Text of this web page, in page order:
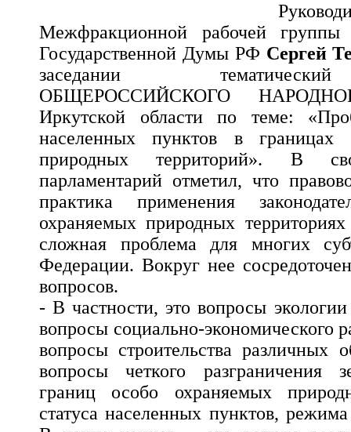
Межфракционной рабочей группы
Государственной Думы РФ Сергей
заседании
ОБЩЕРОССИЙСКОГО
Иркутской области по теме:
населенных пунктов в границах
природных территорий». В
парламентарий отметил, что
практика применения
охраняемых природных
сложная проблема для многих
Федерации. Вокруг нее
вопросов.
- В частности, это вопросы
вопросы социально-экономического
вопросы строительства различных
вопросы четкого разграничения
границ особо охраняемых
статуса населенных пунктов,